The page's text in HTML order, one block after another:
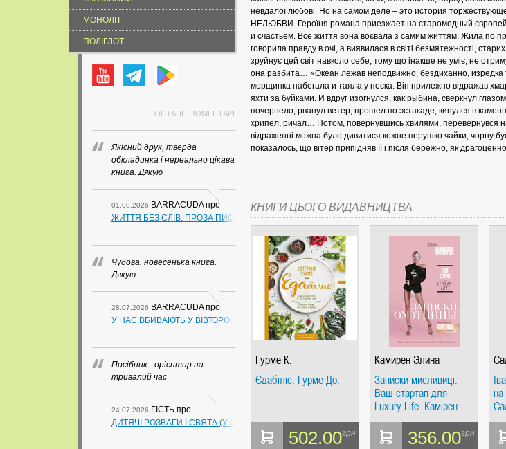
МОНОЛІТ
ПОЛІГЛОТ
ОСТАННІ КОМЕНТАРІ
Якісний друк, тверда
обкладинка і нереально цікава
книга. Дякую
01.08.2026 BARRACUDAпро
ЖИТТЯ БЕЗ СЛІВ. ПРОЗА ПИСЬМЕННИКІВ ІЗ ГУАНСІ. ГІПЕРІОН
Чудова, новесенька книга.
Дякую
28.07.2026 BARRACUDAпро
У НАС ВБИВАЮТЬ У ВІВТОРОК. СЛАПОВСЬКИЙ О.І. ЧАС
Посібник - орієнтир на
тривалий час
24.07.2026 ГІСТЬ про
ДИТЯЧІ РОЗВАГИ І СВЯТА (У СХЕМАХ, ТАБЛИЦЯХ, ВИЗНАЧЕННЯХ, СЦЕНАРІЯХ). АНТОНІНА
невдалої любові. Но на самом деле – это история
НЕЛЮБВИ. Героїня романа приезжает на старомодный
и счастьем. Все життя вона воєвала з самим життям. Жила по
говорила правду в очі, а виявилася в світі безмятежності,
зруйнує цей світ навколо себе, тому що інакше не уміє, не
она разбита… «Океан лежав неподвижно, бездиханно, изредка
морщинка набегала и таяла у песка. Він прилежно відражав
яхти за буйками. И вдруг изогнулся, как рыбина, сверкнул
почернело, рванул ветер, прошел по эстакаде, кинулся в
хрипел, ричал… Потом, повернувшись хвилями, перевернувся
відраженні можна було дивитися кожне перушко чайки, чорну
показалось, що вітер припідняв її і після бережно, як
КНИГИ ЦЬОГО ВИДАВНИЦТВА
Гурме К.
Єдабіліє. Гурме До.
502.00грн
Камирен Элина
Записки мисливиці.
Ваш стартап для
Luxury Life. Камірен
Еліна.
356.00грн
на